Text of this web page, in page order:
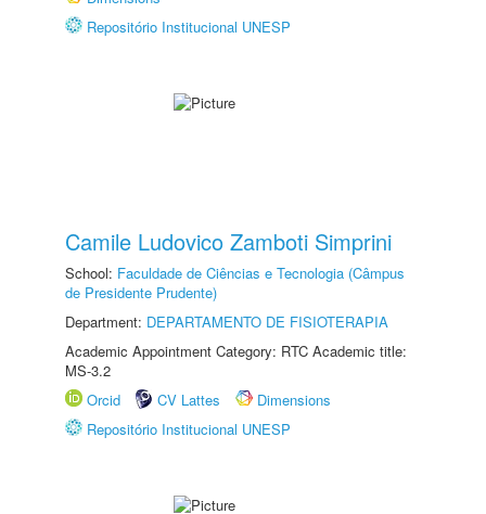
Repositório Institucional UNESP
Camile Ludovico Zamboti Simprini
School: Faculdade de Ciências e Tecnologia (Câmpus
de Presidente Prudente)
Department: DEPARTAMENTO DE FISIOTERAPIA
Academic Appointment Category: RTC Academic title:
MS-3.2
Orcid
CV Lattes
Dimensions
Repositório Institucional UNESP